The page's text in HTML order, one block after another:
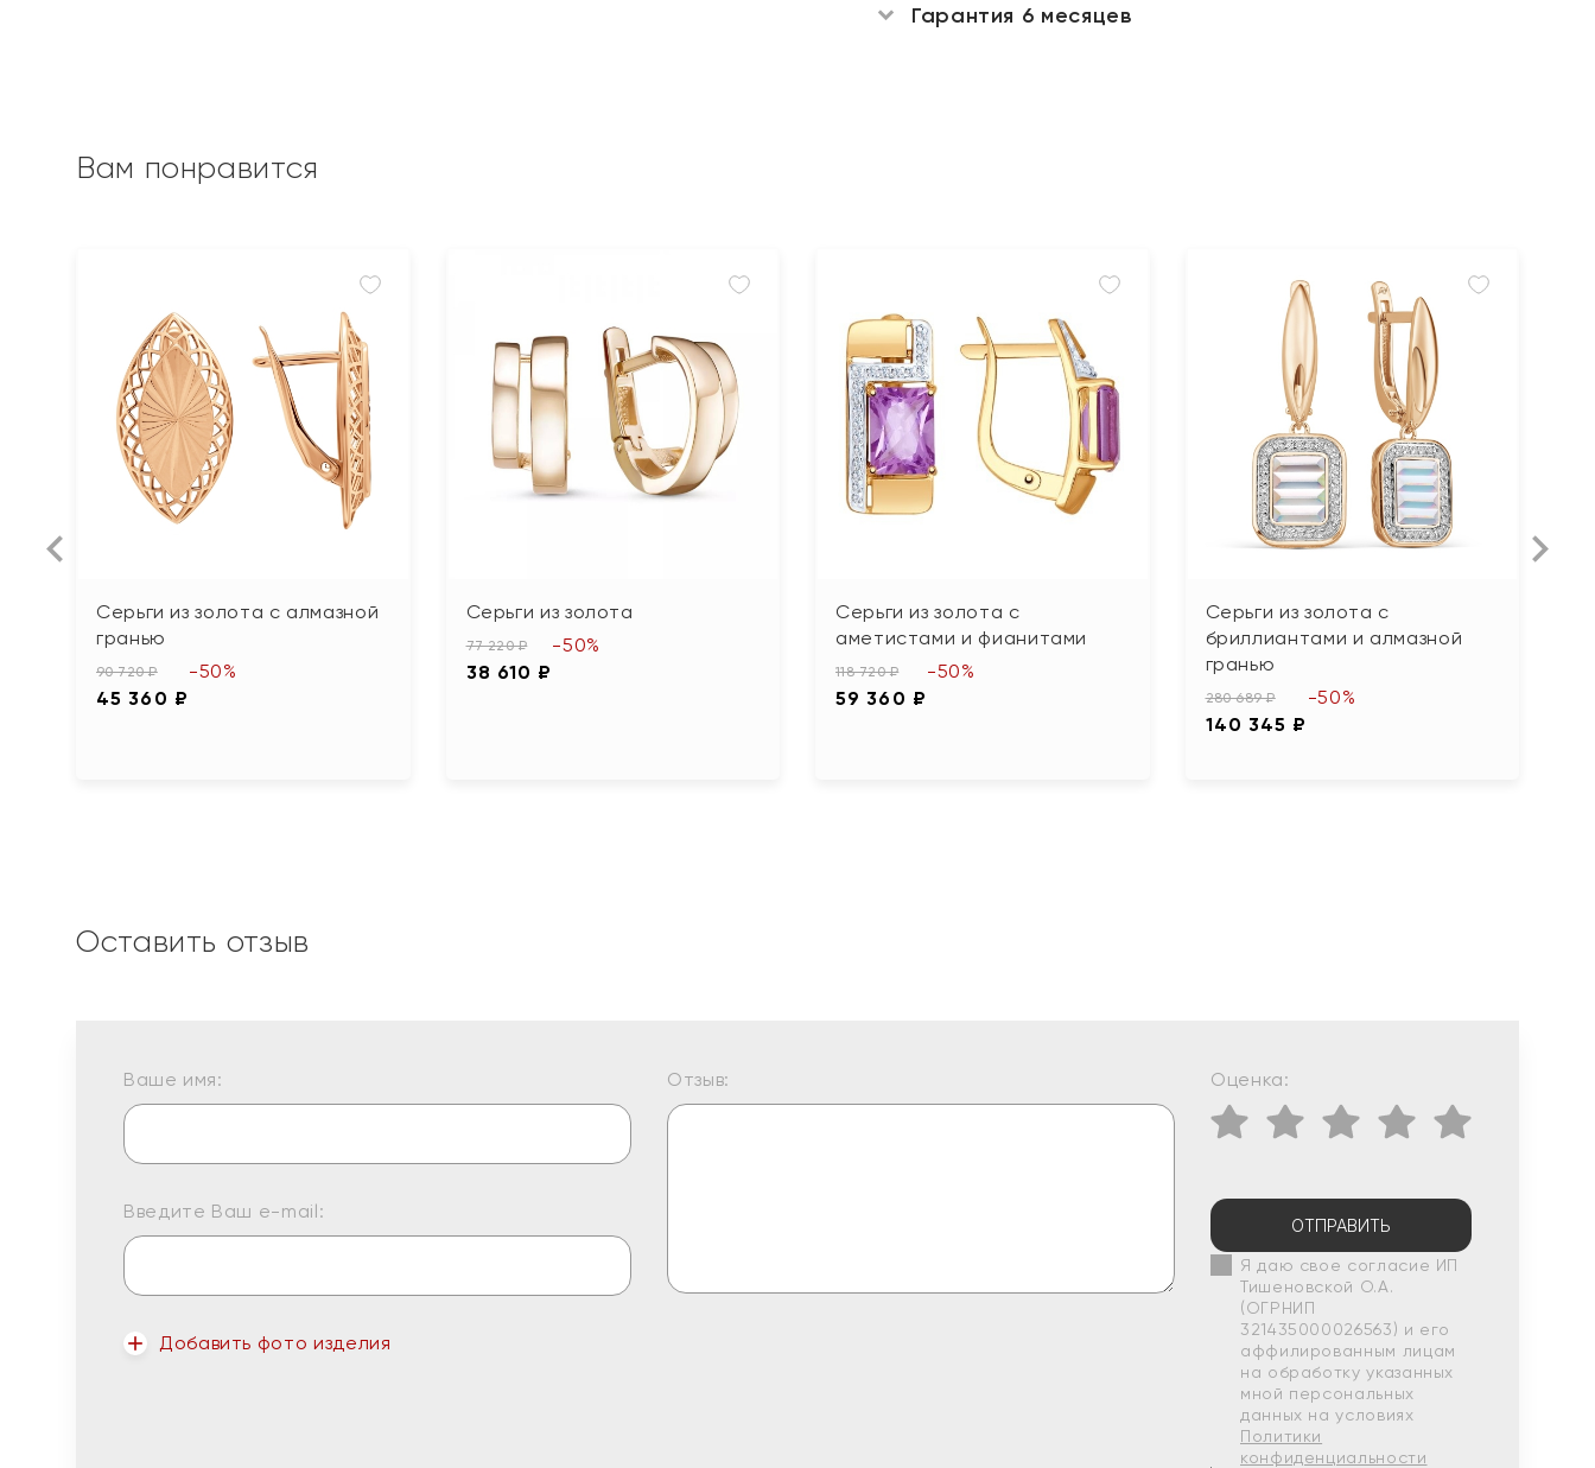
Гарантия 6 месяцев
Вам понравится
Серьги из золота с алмазной
гранью
90 720 ₽
45 360 ₽
-50%
Серьги из золота
77 220 ₽
38 610 ₽
-50%
Серьги из золота с
аметистами и фианитами
118 720 ₽
59 360 ₽
-50%
Серьги из золота с
бриллиантами и алмазной
гранью
280 689 ₽
140 345 ₽
-50%
Оставить отзыв
Ваше имя:
Введите Ваш e-mail:
Добавить фото изделия
Отзыв: Оценка:
ОТПРАВИТЬ
Я даю свое согласие ИП
Тишеновской О.А.
(ОГРНИП
321435000026563) и его
аффилированным лицам
на обработку указанных
мной персональных
данных на условиях
Политики
конфиденциальности